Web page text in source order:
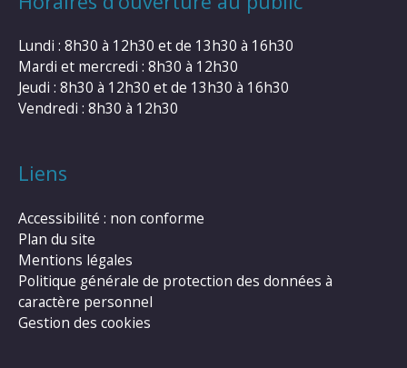
Lundi : 8h30 à 12h30 et de 13h30 à 16h30
Mardi et mercredi : 8h30 à 12h30
Jeudi : 8h30 à 12h30 et de 13h30 à 16h30
Vendredi : 8h30 à 12h30
Liens
Accessibilité : non conforme
Plan du site
Mentions légales
Politique générale de protection des données à
caractère personnel
Gestion des cookies